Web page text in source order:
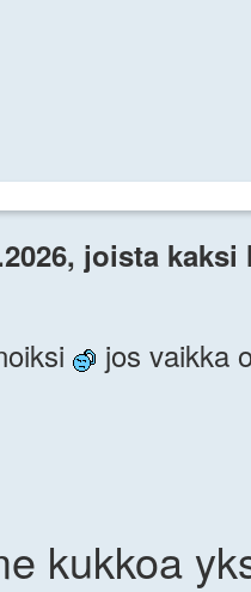
joista
jos vaikka
kukkoa